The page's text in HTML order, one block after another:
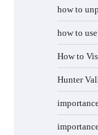
how to
how to
How to
Hunter